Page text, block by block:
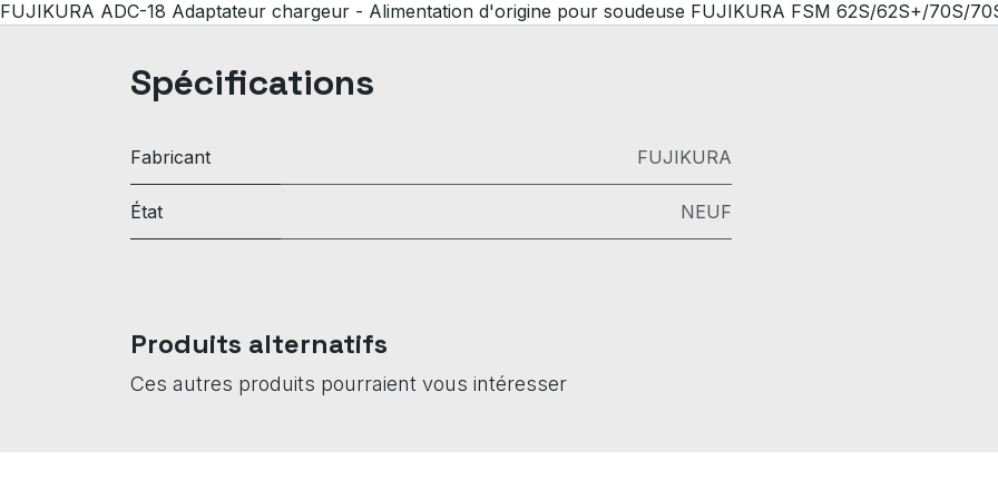
FUJIKURA ADC-18 Adaptateur chargeur - Alimentation d'origine pour soudeuse FUJIKURA FSM 62S/62S+/70S/
Spécifications
Fabricant FUJIKURA
État NEUF
Produits alternatifs
Ces autres produits pourraient vous intéresser